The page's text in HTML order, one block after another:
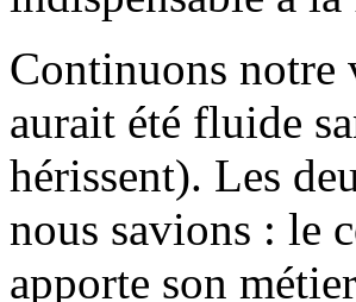
Continuons notre
aurait été fluide
hérissent). Les
nous savions : le
apporte son